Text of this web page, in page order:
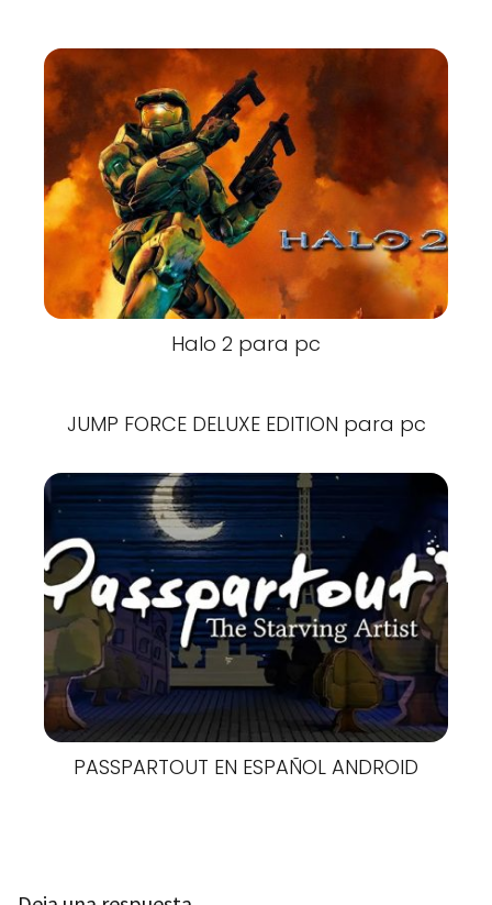
Halo 2 para pc
JUMP FORCE DELUXE EDITION para pc
PASSPARTOUT EN ESPAÑOL ANDROID